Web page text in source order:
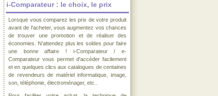
i-Comparateur : le choix, le prix
Lorsque vous comparez les prix de votre produit
avant de l'acheter, vous augmentez vos chances
de trouver une promotion et de réaliser des
économies. N'attendez plus les soldes pour faire
une bonne affaire ! i-Comparateur / e-
Comparateur vous permet d'accéder facilement
et en quelques clics aux catalogues de centaines
de revendeurs de matériel informatique, image,
son, téléphonie, électroménager, etc..